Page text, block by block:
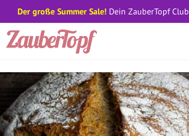
Zum
Inhalt
Der große Summer Sale!Dein ZauberTopf